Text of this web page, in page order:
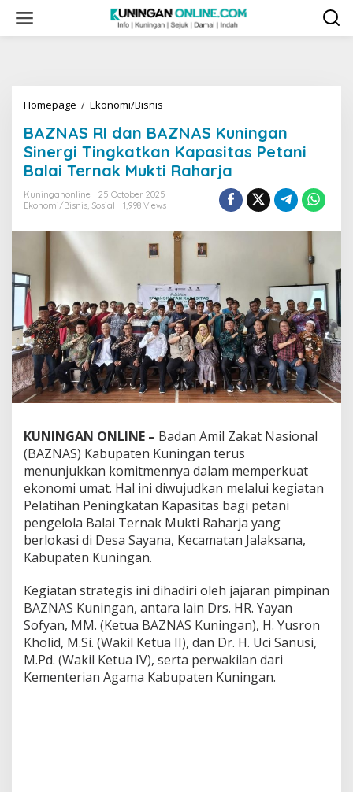
content
Homepage / Ekonomi/Bisnis
dan
BAZNAS
Kuningan
Sinergi
Tingkatkan
Kapasitas
Balai
Ternak
BAZNAS RI dan BAZNAS Kuningan
Sinergi Tingkatkan Kapasitas Petani
Balai Ternak Mukti Raharja
Kuninganonline
25 October 2025
Ekonomi/Bisnis, Sosial 1,998 Views
KUNINGAN ONLINE – Badan Amil Zakat Nasional
(BAZNAS) Kabupaten Kuningan terus
menunjukkan komitmennya dalam memperkuat
ekonomi umat. Hal ini diwujudkan melalui kegiatan
Pelatihan Peningkatan Kapasitas bagi petani
pengelola Balai Ternak Mukti Raharja yang
berlokasi di Desa Sayana, Kecamatan Jalaksana,
Kabupaten Kuningan.
Kegiatan strategis ini dihadiri oleh jajaran pimpinan
BAZNAS Kuningan, antara lain Drs. HR. Yayan
Sofyan, MM. (Ketua BAZNAS Kuningan), H. Yusron
Kholid, M.Si. (Wakil Ketua II), dan Dr. H. Uci Sanusi,
M.Pd. (Wakil Ketua IV), serta perwakilan dari
Kementerian Agama Kabupaten Kuningan.